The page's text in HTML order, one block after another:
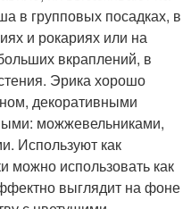
в групповых посадках, в
и рокариях или на
вкраплений, в
Эрика хорошо
декоративными
можжевельниками,
Используют как
можно использовать как
выглядит на фоне